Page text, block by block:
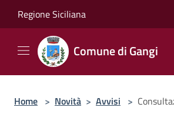
Regione Siciliana
Comune di Gangi
Home > Novità > Avvisi >